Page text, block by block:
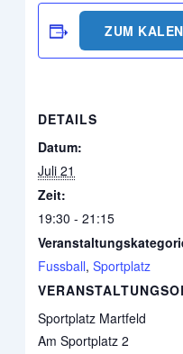
ZUM
DETAILS
Datum:
Juli 21
Zeit:
19:30 - 21:15
Fussball,Sportplatz
Sportplatz Martfeld
Am Sportplatz 2